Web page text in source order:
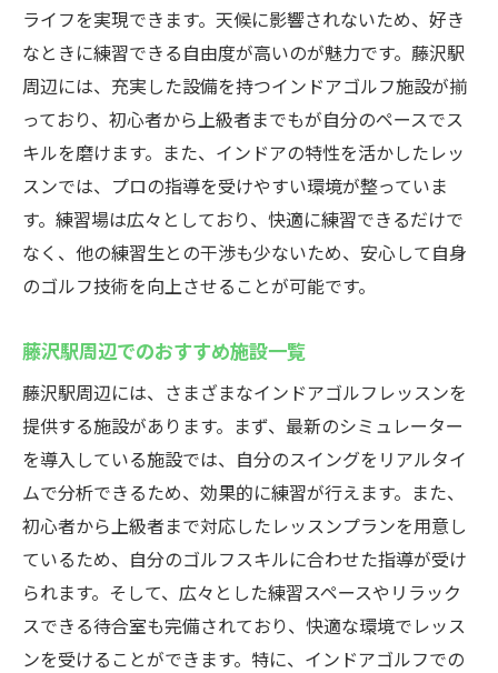
ライフを実現できます。天候に影響されないため、好き
なときに練習できる自由度が高いのが魅力です。藤沢駅
周辺には、充実した設備を持つインドアゴルフ施設が揃
っており、初心者から上級者までもが自分のペースでス
キルを磨けます。また、インドアの特性を活かしたレッ
スンでは、プロの指導を受けやすい環境が整っていま
す。練習場は広々としており、快適に練習できるだけで
なく、他の練習生との干渉も少ないため、安心して自身
のゴルフ技術を向上させることが可能です。
藤沢駅周辺でのおすすめ施設一覧
藤沢駅周辺には、さまざまなインドアゴルフレッスンを
提供する施設があります。まず、最新のシミュレーター
を導入している施設では、自分のスイングをリアルタイ
ムで分析できるため、効果的に練習が行えます。また、
初心者から上級者まで対応したレッスンプランを用意し
ているため、自分のゴルフスキルに合わせた指導が受け
られます。そして、広々とした練習スペースやリラック
スできる待合室も完備されており、快適な環境でレッス
ンを受けることができます。特に、インドアゴルフでの